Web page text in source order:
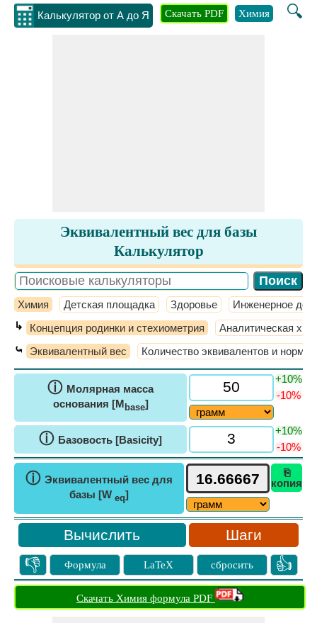
Калькулятор от А до Я 🔍
Скачать PDF Химия
Эквивалентный вес для базы
Калькулятор
Химия Детская площадка Здоровье Инженерное
↳ Концепция родинки и стехиометрия Аналитическая
⤿ Эквивалентный вес Количество эквивалентов и
ⓘ Молярная масса
основания [M base]
+10%
-10%
ⓘ Базовость [Basicity]
+10%
-10%
ⓘ Эквивалентный вес для
базы [W eq]
⎘
копия
Шаги
👎 Формула LaTeX сбросить 👍
Скачать Химия формула PDF